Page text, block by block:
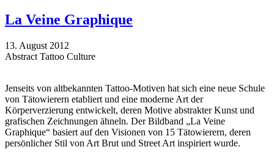
La Veine Graphique
13. August 2012
Abstract Tattoo Culture
Jenseits von altbekannten Tattoo-Motiven hat sich eine neue Schule
von Tätowierern etabliert und eine moderne Art der
Körperverzierung entwickelt, deren Motive abstrakter Kunst und
grafischen Zeichnungen ähneln. Der Bildband „La Veine
Graphique“ basiert auf den Visionen von 15 Tätowierern, deren
persönlicher Stil von Art Brut und Street Art inspiriert wurde.